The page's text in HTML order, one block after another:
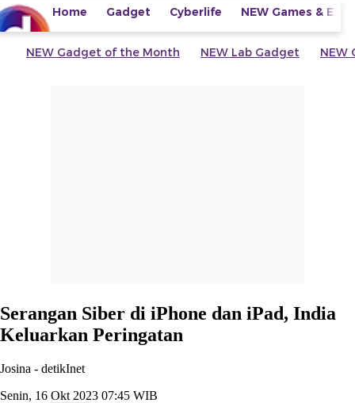
Home Gadget Cyberlife NEW Games &
NEW Gadget of the Month NEW Lab Gadget NEW
Serangan Siber di iPhone dan iPad, India
Keluarkan Peringatan
Josina - detikInet
Senin, 16 Okt 2023 07:45 WIB